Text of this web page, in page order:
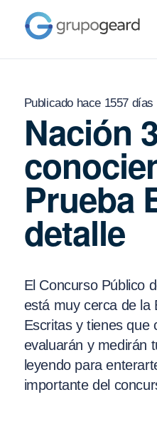
Publicado hace 1557 días
Nación
Prueba
detalle
El Concurso Público
está muy cerca de la
Escritas y tienes que
evaluarán y medirán
leyendo para
importante del